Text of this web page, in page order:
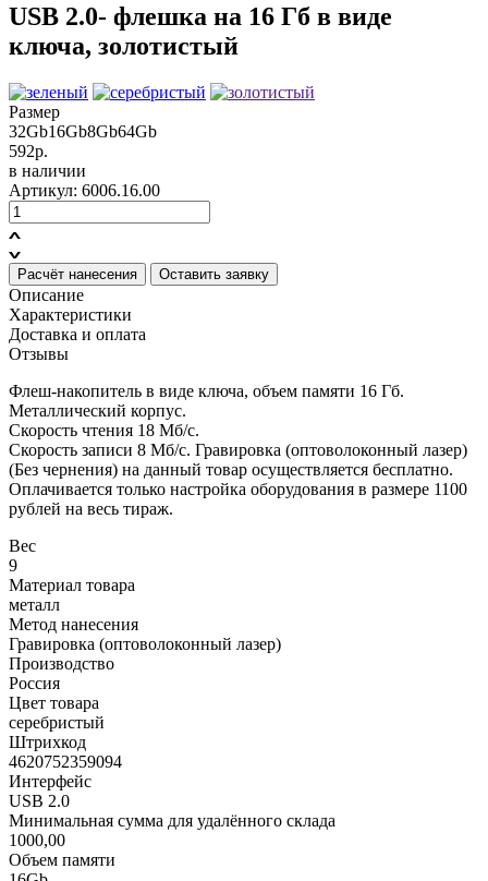
USB 2.0- флешка на 16 Гб в виде
ключа, золотистый
Размер
32Gb16Gb8Gb64Gb
592р.
в наличии
Артикул: 6006.16.00
Расчёт нанесения Оставить заявку
Описание
Характеристики
Доставка и оплата
Отзывы
Флеш-накопитель в виде ключа, объем памяти 16 Гб.
Металлический корпус.
Cкорость чтения 18 Мб/с.
Скорость записи 8 Мб/с. Гравировка (оптоволоконный лазер)
(Без чернения) на данный товар осуществляется бесплатно.
Оплачивается только настройка оборудования в размере 1100
рублей на весь тираж.
Вес
9
Материал товара
металл
Метод нанесения
Гравировка (оптоволоконный лазер)
Производство
Россия
Цвет товара
серебристый
Штрихкод
4620752359094
Интерфейс
USB 2.0
Минимальная сумма для удалённого склада
1000,00
Объем памяти